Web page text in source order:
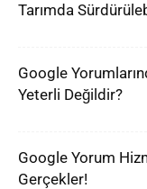
Tarımda
Google
Yeterli Değildir?
Google Yorum
Gerçekler!